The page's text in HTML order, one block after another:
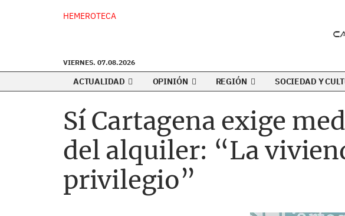
HEMEROTECA
VIERNES. 07.08.2026
ACTUALIDAD OPINIÓN REGIÓN SOCIEDAD Y
Sí Cartagena exige
del alquiler: “La
privilegio”